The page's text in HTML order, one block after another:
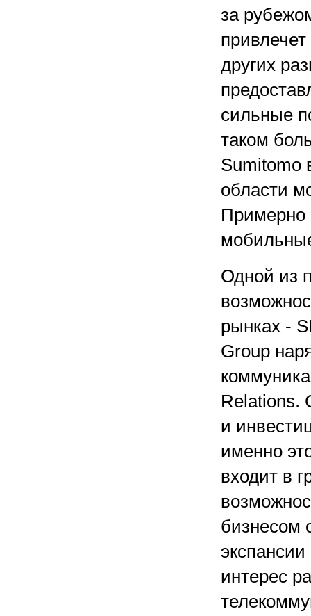
за
других
сильные
таком
Sumitomo
области
Примерно
Одной из
рынках -
Group
Relations.
и
именно
входит в
бизнесом
интерес